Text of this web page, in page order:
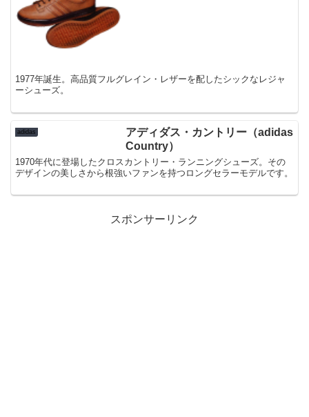
1977年誕生。高品質フルグレイン・レザーを配したシックなレジャ
ーシューズ。
adidas
アディダス・カントリー（adidas
Country）
1970年代に登場したクロスカントリー・ランニングシューズ。その
デザインの美しさから根強いファンを持つロングセラーモデルです。
スポンサーリンク